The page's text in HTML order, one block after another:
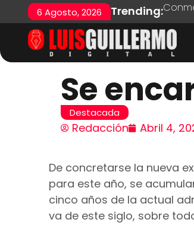
6 Agosto, 2026 Trending:
Se
Destacada
Redacción Abril 4,
De concretarse la nueva
para este año, se
cinco años de la actual
va de este siglo, sobre